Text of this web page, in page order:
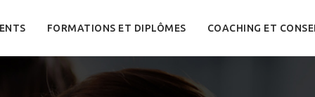
FORMATIONS ET DIPLÔMES COACHING ET